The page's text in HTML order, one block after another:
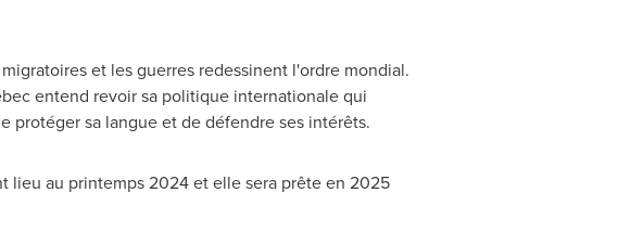
et les guerres redessinent l'ordre mondial.
entend revoir sa politique internationale qui
protéger sa langue et de défendre ses intérêts.
lieu au printemps 2024et elle sera prête en 2025